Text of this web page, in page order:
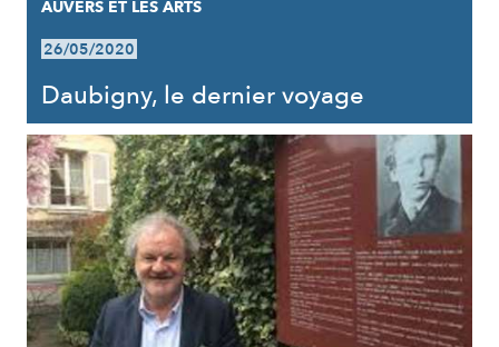
AUVERS ET LES ARTS
26/05/2020
Daubigny, le dernier voyage